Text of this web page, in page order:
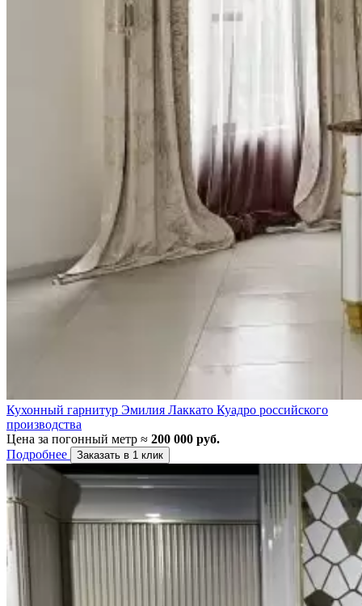
Кухонный гарнитур Эмилия Лаккато Куадро российского
производства
Цена за погонный метр ≈ 200 000 руб.
Подробнее
Заказать в 1 клик